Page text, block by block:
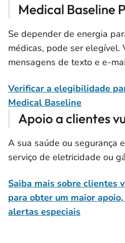
Medical Baseline
Se depender de energia
médicas, pode ser elegível.
mensagens de texto e e-
Verificar a elegibilidade
Medical Baseline
Apoio a clientes
A sua saúde ou segurança
serviço de eletricidade ou
Saiba mais sobre clientes
para obter um maior
alertas especiais